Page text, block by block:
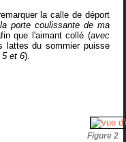
la calle de déport
porte coulissante de ma
que l'aimant collé (avec
lattes du sommier puisse
5 et 6).
Figure 2